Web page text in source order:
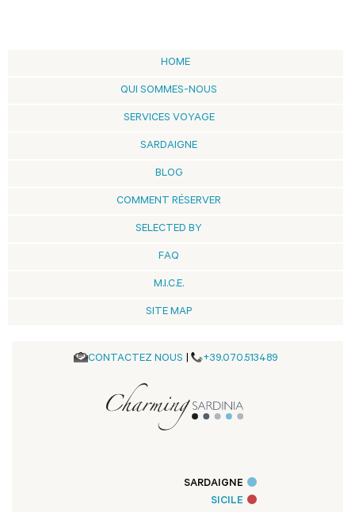
HOME
QUI SOMMES-NOUS
SERVICES VOYAGE
SARDAIGNE
BLOG
COMMENT RÉSERVER
SELECTED BY
FAQ
M.I.C.E.
SITE MAP
CONTACTEZ NOUS | +39.070.513489
SARDAIGNE
SICILE